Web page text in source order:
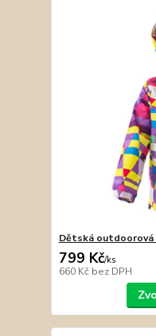
Dětská outdoorová
799 Kč/ks
660 Kč bez DPH